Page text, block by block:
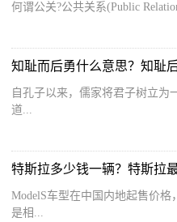
何谓公关?公共关系(Public
知耻而后勇什么意思？知耻
自孔子以来，儒家将君子树立为
道...
特斯拉多少钱一辆？特斯拉
ModelS车型在中国内地起售价
是相...